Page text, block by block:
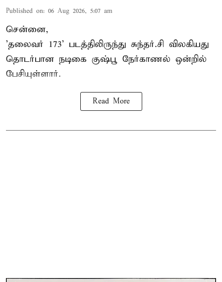
Published on: 06 Aug 2026, 5:07 am
சென்னை,
'தலைவர் 173' படத்திலிருந்து சுந்தர்.சி விலகியது
தொடர்பான நடிகை குஷ்பூ நேர்காணல் ஒன்றில்
பேசியுள்ளார்.
Read More